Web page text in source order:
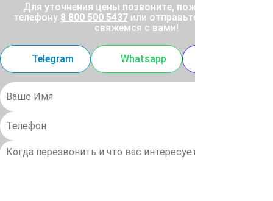
Для уточнения цены позвоните, пожалуйста, по
телефону 8 800 500 5437 или отправьте заявку, и мы
свяжемся с вами!
Telegram Whatsapp